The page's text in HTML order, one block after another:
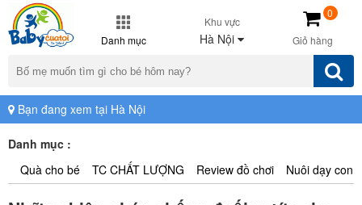
Danh mục
Khu vực
Hà Nội Giỏ hàng
0
Bạn đang xem tại Hà Nội
Danh mục :
Quà cho bé
TC CHẤT LƯỢNG Review đồ chơi Nuôi dạy con